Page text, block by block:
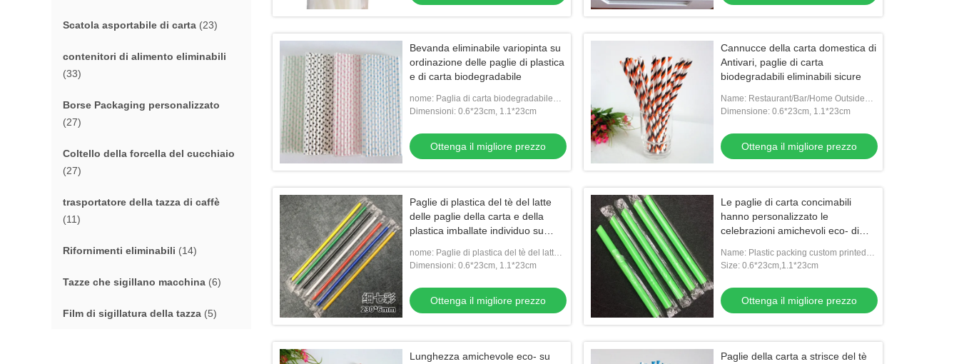
Scatola asportabile di carta (23)
contenitori di alimento eliminabili
(33)
Borse Packaging personalizzato
(27)
Coltello della forcella del cucchiaio
(27)
trasportatore della tazza di caffè
(11)
Rifornimenti eliminabili (14)
Tazze che sigillano macchina (6)
Film di sigillatura della tazza (5)
Bevanda eliminabile variopinta su
ordinazione delle paglie di plastica
e di carta biodegradabile
nome: Paglia di carta biodegradabile
della bevanda all'ingrosso eliminabile
Dimensioni: 0.6*23cm, 1.1*23cm
Ottenga il migliore prezzo
Cannucce della carta domestica di
Antivari, paglie di carta
biodegradabili eliminabili sicure
Name: Restaurant/Bar/Home Outside
Biodegradable Safe Disposable
Dimensione: 0.6*23cm, 1.1*23cm
Ottenga il migliore prezzo
Paglie di plastica del tè del latte
delle paglie della carta e della
plastica imballate individuo su
nome: Paglie di plastica del tè del latte
imballate individuo
Dimensioni: 0.6*23cm, 1.1*23cm
Ottenga il migliore prezzo
Le paglie di carta concimabili
hanno personalizzato le
celebrazioni amichevoli eco- di
Name: Plastic packing custom printed
boba straw
Size: 0.6*23cm,1.1*23cm
Ottenga il migliore prezzo
Lunghezza amichevole eco- su
Paglie della carta a strisce del tè